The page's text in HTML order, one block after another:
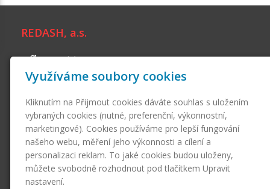
REDASH, a.s.
Branická 1881/187
140 00 Praha 4 - Krč
info@redash.cz
Skupina firem
Česká půjčovna, a.s.
Poskytování nespotřebitelských úvěrů, financování aktivit,
Využíváme soubory cookies
Kliknutím na Přijmout cookies dáváte souhlas s uložením
vybraných cookies (nutné, preferenční, výkonnostní,
marketingové). Cookies používáme pro lepší fungování
našeho webu, měření jeho výkonnosti a cílení a
personalizaci reklam. To jaké cookies budou uloženy,
můžete svobodně rozhodnout pod tlačítkem Upravit
nastavení.